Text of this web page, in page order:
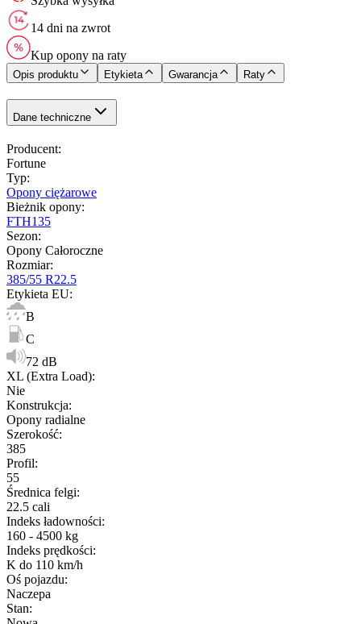
14 dni na zwrot
Kup opony na raty
Opis produktu Etykieta Gwarancja Raty
Dane techniczne
Producent:
Fortune
Typ:
Opony ciężarowe
Bieżnik opony:
FTH135
Sezon:
Opony Całoroczne
Rozmiar:
385/55 R22.5
Etykieta EU:
B
C
72 dB
XL (Extra Load):
Nie
Konstrukcja:
Opony radialne
Szerokość:
385
Profil:
55
Średnica felgi:
22.5 cali
Indeks ładowności:
160 - 4500 kg
Indeks prędkości:
K do 110 km/h
Oś pojazdu:
Naczepa
Stan: